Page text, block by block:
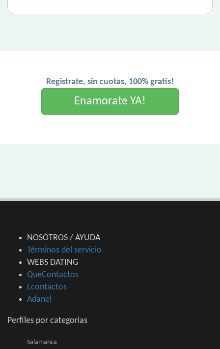
Registrate, sin cuotas, 100% gratis!
Enamorate YA!
NOSOTROS / AYUDA
Términos del servicio
WEBS DATING
QueContactos
Lcontactos
Adanel
Perfiles por categorias
Salamanca